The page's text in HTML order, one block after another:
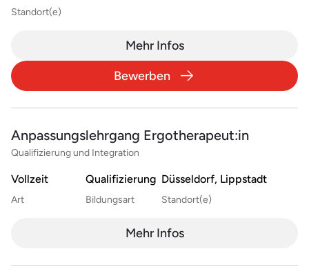
Standort(e)
Mehr Infos
Bewerben
Anpassungslehrgang Ergotherapeut:in
Qualifizierung und Integration
Vollzeit
Art
Qualifizierung
Bildungsart
Düsseldorf, Lippstadt
Standort(e)
Mehr Infos